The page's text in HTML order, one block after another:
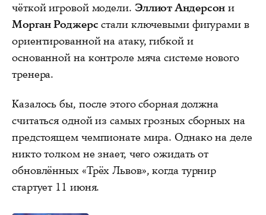
чёткой игровой модели. Эллиот Андерсони
Морган Роджерс стали ключевыми фигурами в
ориентированной на атаку, гибкой и
основанной на контроле мяча системе нового
тренера.
Казалось бы, после этого сборная должна
считаться одной из самых грозных сборных на
предстоящем чемпионате мира. Однако на деле
никто толком не знает, чего ожидать от
обновлённых «Трёх Львов», когда турнир
стартует 11 июня.